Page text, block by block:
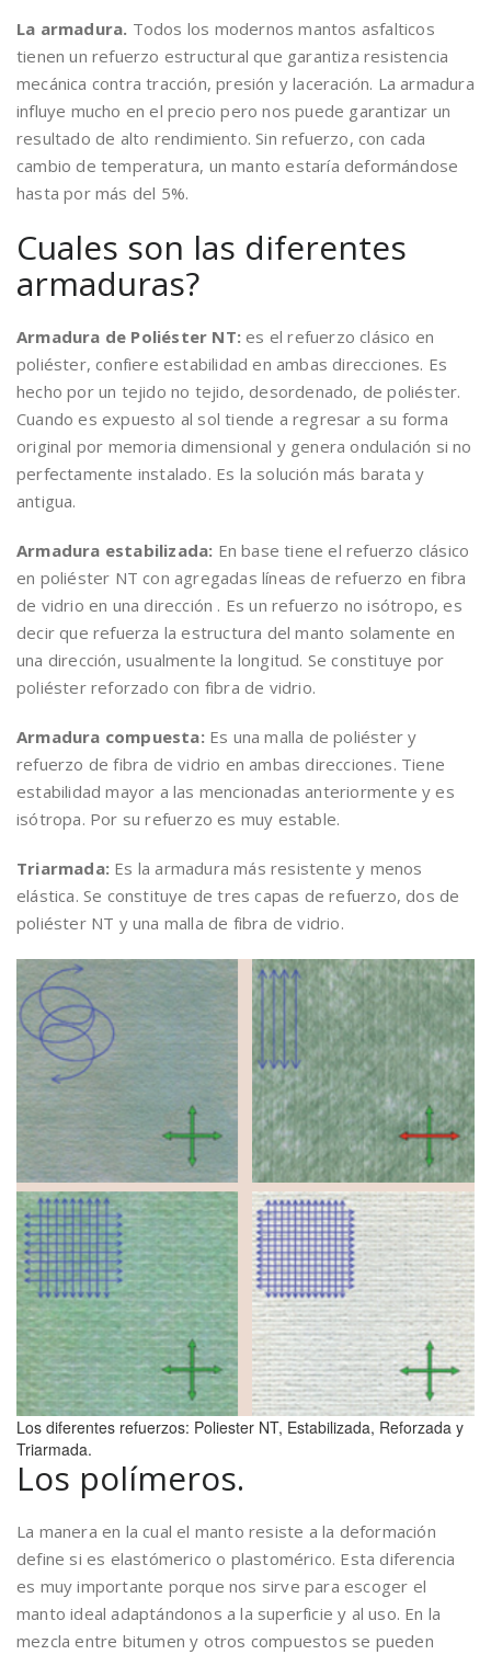
La armadura. Todos los modernos mantos asfalticos
tienen un refuerzo estructural que garantiza resistencia
mecánica contra tracción, presión y laceración. La armadura
influye mucho en el precio pero nos puede garantizar un
resultado de alto rendimiento. Sin refuerzo, con cada
cambio de temperatura, un manto estaría deformándose
hasta por más del 5%.
Cuales son las diferentes
armaduras?
Armadura de Poliéster NT:es el refuerzo clásico en
poliéster, confiere estabilidad en ambas direcciones. Es
hecho por un tejido no tejido, desordenado, de poliéster.
Cuando es expuesto al sol tiende a regresar a su forma
original por memoria dimensional y genera ondulación si no
perfectamente instalado. Es la solución más barata y
antigua.
Armadura estabilizada: En base tiene el refuerzo clásico
en poliéster NT con agregadas líneas de refuerzo en fibra
de vidrio en una dirección . Es un refuerzo no isótropo, es
decir que refuerza la estructura del manto solamente en
una dirección, usualmente la longitud. Se constituye por
poliéster reforzado con fibra de vidrio.
Armadura compuesta: Es una malla de poliéster y
refuerzo de fibra de vidrio en ambas direcciones. Tiene
estabilidad mayor a las mencionadas anteriormente y es
isótropa. Por su refuerzo es muy estable.
Triarmada: Es la armadura más resistente y menos
elástica. Se constituye de tres capas de refuerzo, dos de
poliéster NT y una malla de fibra de vidrio.
Los diferentes refuerzos: Poliester NT, Estabilizada, Reforzada y
Triarmada.
Los polímeros.
La manera en la cual el manto resiste a la deformación
define si es elastómerico o plastomérico. Esta diferencia
es muy importante porque nos sirve para escoger el
manto ideal adaptándonos a la superficie y al uso. En la
mezcla entre bitumen y otros compuestos se pueden